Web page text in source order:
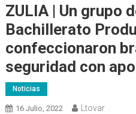
ZULIA | Un grupo
Bachillerato
confeccionaron
seguridad con
Noticias
16 Julio, 2022 Ltovar